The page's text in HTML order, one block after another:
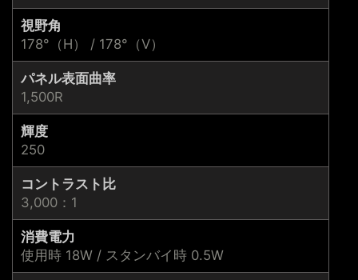
視野角
178°（H） / 178°（V）
パネル表面曲率
1,500R
輝度
250
コントラスト比
3,000：1
消費電力
使用時 18W / スタンバイ時 0.5W